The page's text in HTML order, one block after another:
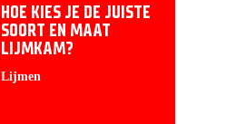
HOE KIES JE DE JUISTE
SOORT EN MAAT
LIJMKAM?
Lijmen